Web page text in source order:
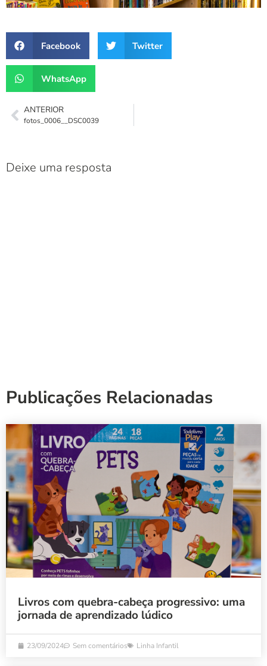
Facebook Twitter
WhatsApp
ANTERIOR
fotos_0006__DSC0039
Deixe uma resposta
Publicações Relacionadas
Livros com quebra-cabeça progressivo: uma
jornada de aprendizado lúdico
23/09/2024 Sem comentários Linha Infantil